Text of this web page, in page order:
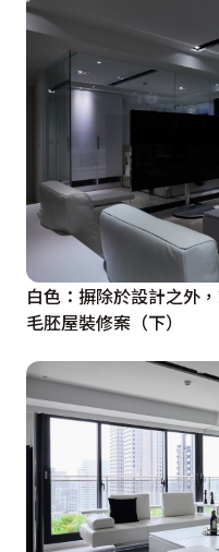
白色：摒除於設計之外
毛胚屋裝修案（下）